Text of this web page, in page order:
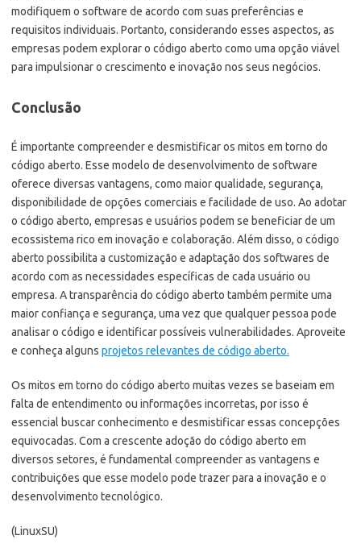
modifiquem o software de acordo com suas preferências e
requisitos individuais. Portanto, considerando esses aspectos, as
empresas podem explorar o código aberto como uma opção viável
para impulsionar o crescimento e inovação nos seus negócios.
Conclusão
É importante compreender e desmistificar os mitos em torno do
código aberto. Esse modelo de desenvolvimento de software
oferece diversas vantagens, como maior qualidade, segurança,
disponibilidade de opções comerciais e facilidade de uso. Ao adotar
o código aberto, empresas e usuários podem se beneficiar de um
ecossistema rico em inovação e colaboração. Além disso, o código
aberto possibilita a customização e adaptação dos softwares de
acordo com as necessidades específicas de cada usuário ou
empresa. A transparência do código aberto também permite uma
maior confiança e segurança, uma vez que qualquer pessoa pode
analisar o código e identificar possíveis vulnerabilidades. Aproveite
e conheça alguns projetos relevantes de código aberto.
Os mitos em torno do código aberto muitas vezes se baseiam em
falta de entendimento ou informações incorretas, por isso é
essencial buscar conhecimento e desmistificar essas concepções
equivocadas. Com a crescente adoção do código aberto em
diversos setores, é fundamental compreender as vantagens e
contribuições que esse modelo pode trazer para a inovação e o
desenvolvimento tecnológico.
(LinuxSU)